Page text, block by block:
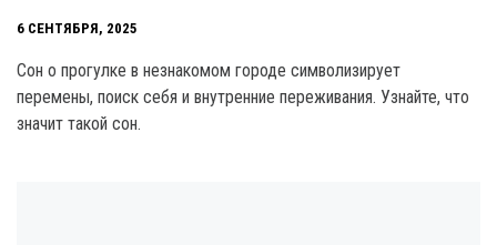
6 СЕНТЯБРЯ, 2025
Сон о прогулке в незнакомом городе символизирует
перемены, поиск себя и внутренние переживания. Узнайте, что
значит такой сон.